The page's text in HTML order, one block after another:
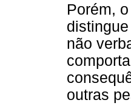
Porém,
não
outras